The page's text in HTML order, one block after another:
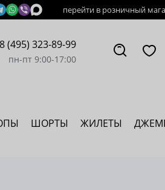
перейти в розничный
8 (495) 323-89-99
пн-пт 9:00-17:00
ШОРТЫ ЖИЛЕТЫ